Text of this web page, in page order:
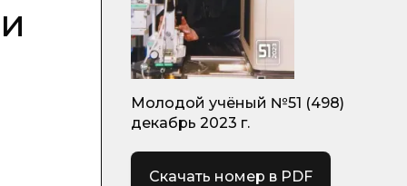
Молодой учёный №51 (498)
декабрь 2023 г.
Скачать номер в PDF